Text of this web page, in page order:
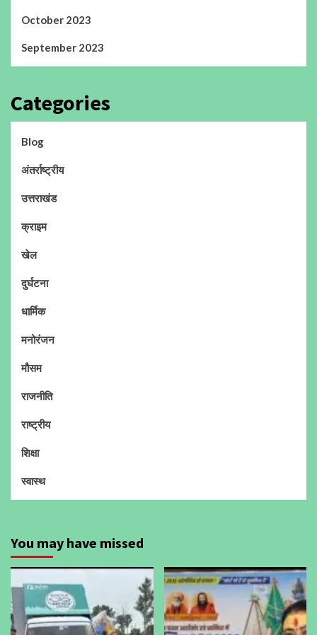
October 2023
September 2023
Categories
Blog
अंतर्राष्ट्रीय
उत्तराखंड
क्राइम
खेल
दुर्घटना
धार्मिक
मनोरंजन
मौसम
राजनीति
राष्ट्रीय
शिक्षा
स्वास्थ
You may have missed